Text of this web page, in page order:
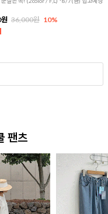
36,000원 10%
팬츠